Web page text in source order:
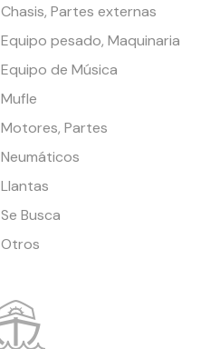
Chasis, Partes externas
Equipo pesado, Maquinaria
Equipo de Música
Mufle
Motores, Partes
Neumáticos
Llantas
Se Busca
Otros